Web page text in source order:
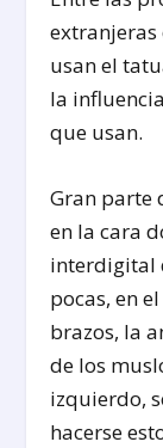
extranjeras
usan el
la
que usan.
Gran parte
en la cara
interdigital
pocas, en
brazos, la
de los
izquierdo,
hacerse